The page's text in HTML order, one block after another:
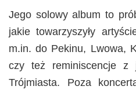
Jego solowy album to
jakie towarzyszyły
m.in. do Pekinu, Lwowa,
czy też reminiscencje z
Trójmiasta. Poza